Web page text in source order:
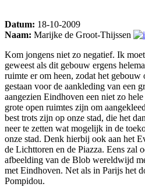
Datum: 18-10-2009
Naam: Marijke de Groot-Thijssen
Kom jongens niet zo negatief. Ik
geweest als dit gebouw ergens
ruimte er om heen, zodat het
gestaan voor de aankleding van een
aangezien Eindhoven een niet zo
grote open ruimtes zijn om
best trots zijn op onze stad, die het
neer te zetten wat mogelijk in de
onze stad. Denk hierbij ook aan het
de Lichttoren en de Piazza. Eens zal
afbeelding van de Blob wereldwijd
met Eindhoven. Net als in Parijs het
Pompidou.